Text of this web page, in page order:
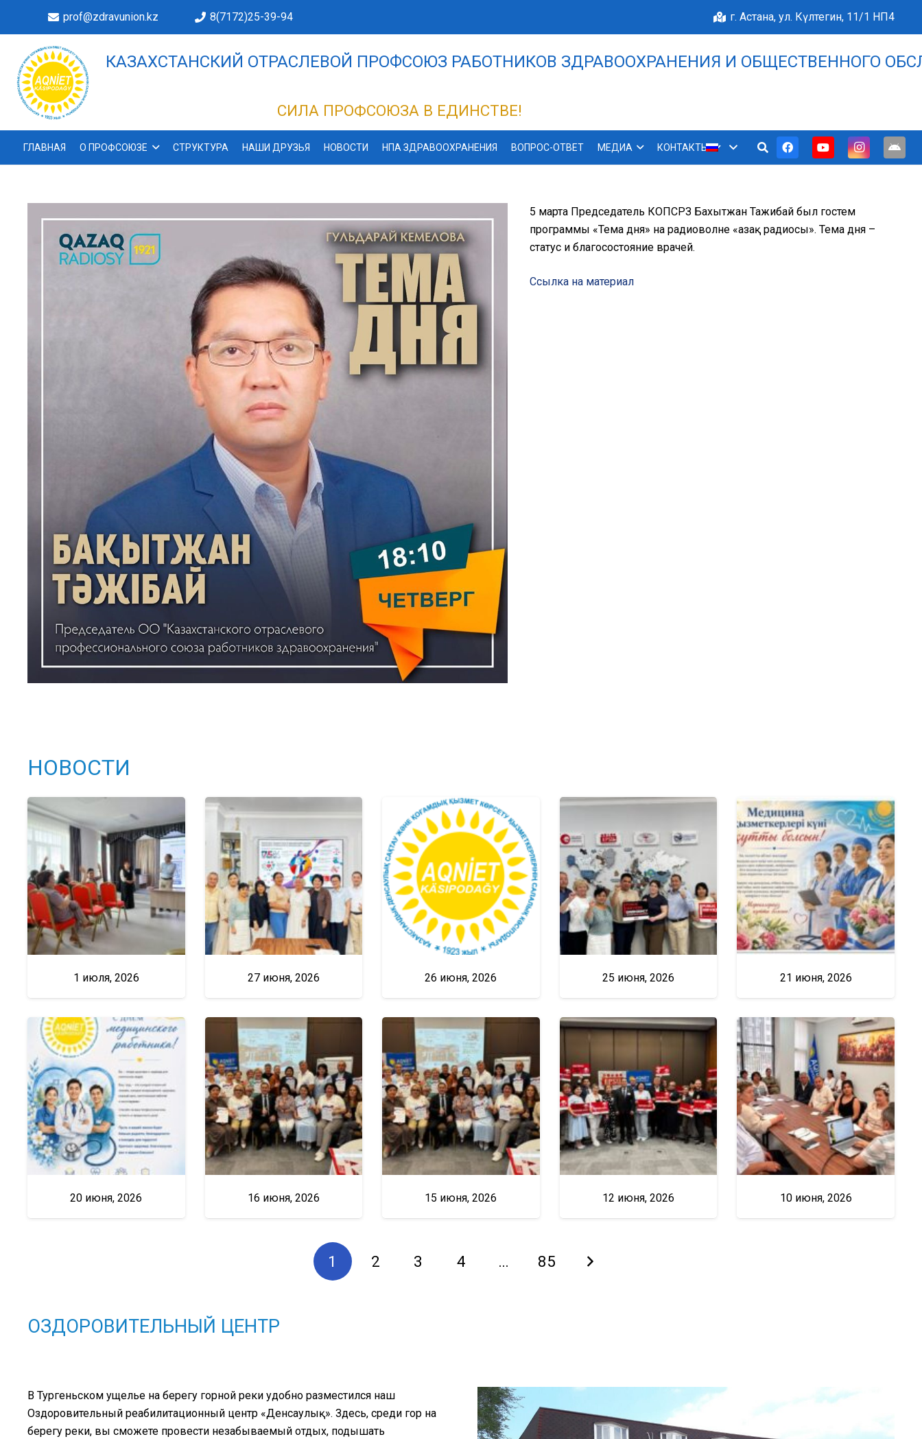
prof@zdravunion.kz 8(7172)25-39-94 г. Астана, ул. Күлтегин, 11/1 НП4
КАЗАХСТАНСКИЙ ОТРАСЛЕВОЙ ПРОФСОЮЗ РАБОТНИКОВ ЗДРАВООХРАНЕНИЯ И ОБЩЕСТВЕННОГО
СИЛА ПРОФСОЮЗА В ЕДИНСТВЕ!
ГЛАВНАЯ О ПРОФСОЮЗЕ СТРУКТУРА НАШИ ДРУЗЬЯ НОВОСТИ НПА ЗДРАВООХРАНЕНИЯ ВОПРОС-ОТВЕТ МЕДИА КОНТАКТЫ
5 марта Председатель КОПСРЗ Бахытжан Тажибай был гостем
программы «Тема дня» на радиоволне «Қазақ радиосы». Тема дня –
статус и благосостояние врачей.
Ссылка на материал
НОВОСТИ
1 июля, 2026 27 июня, 2026 26 июня, 2026 25 июня, 2026 21 июня, 2026
20 июня, 2026 16 июня, 2026 15 июня, 2026 12 июня, 2026 10 июня, 2026
1 2 3 4 … 85
ОЗДОРОВИТЕЛЬНЫЙ ЦЕНТР
В Тургеньском ущелье на берегу горной реки удобно разместился наш
Оздоровительный реабилитационный центр «Денсаулық». Здесь, среди гор на
берегу реки, вы сможете провести незабываемый отдых, подышать